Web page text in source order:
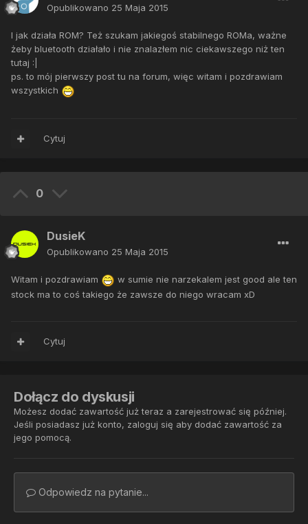
Opublikowano 25 Maja 2015
I jak działa ROM? Też szukam jakiegoś stabilnego ROMa, ważne
żeby bluetooth działało i nie znalazłem nic ciekawszego niż ten
tutaj :|
ps. to mój pierwszy post tu na forum, więc witam i pozdrawiam
wszystkich
Cytuj
0
DusieK
Opublikowano 25 Maja 2015
Witam i pozdrawiam
w sumie nie narzekalem jest good ale ten
stock ma to coś takiego że zawsze do niego wracam xD
Cytuj
Dołącz do dyskusji
Możesz dodać zawartość już teraz a zarejestrować się później.
Jeśli posiadasz już konto, zaloguj się aby dodać zawartość za
jego pomocą.
Odpowiedz na pytanie...